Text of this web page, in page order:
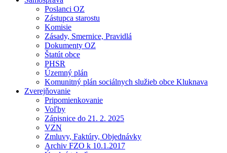
Poslanci OZ
Zástupca starostu
Komisie
Zásady, Smernice, Pravidlá
Dokumenty OZ
Štatút obce
PHSR
Územný plán
Komunitný plán sociálnych služieb obce Kluknava
Zverejňovanie
Pripomienkovanie
Voľby
Zápisnice do 21. 2. 2025
VZN
Zmluvy, Faktúry, Objednávky
Archiv FZO k 10.1.2017